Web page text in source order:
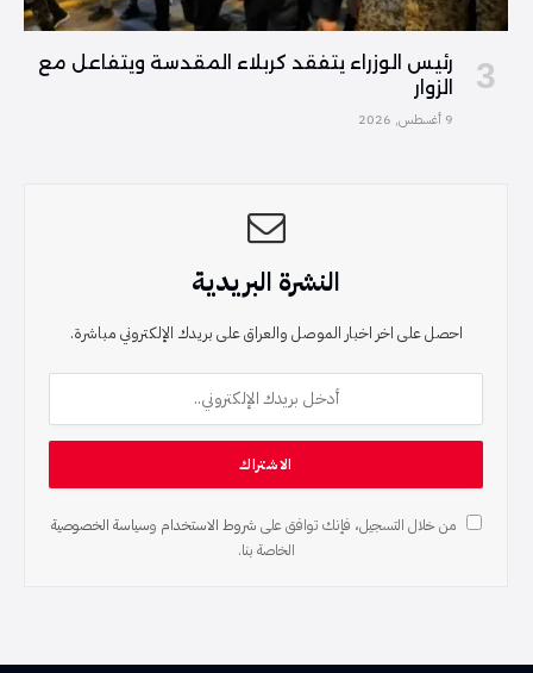
رئيس الوزراء يتفقد كربلاء المقدسة ويتفاعل مع
الزوار
9 أغسطس, 2026
النشرة البريدية
احصل على اخر اخبار الموصل والعراق على بريدك الإلكتروني مباشرة.
من خلال التسجيل، فإنك توافق على شروط الاستخدام وسياسة الخصوصية
الخاصة بنا.